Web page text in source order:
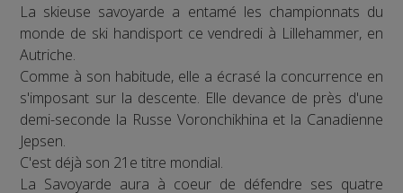
La skieuse savoyarde a entamé les championnats du
monde de ski handisport ce vendredi à Lillehammer, en
Autriche.
Comme à son habitude, elle a écrasé la concurrence en
s'imposant sur la descente. Elle devance de près d'une
demi-seconde la Russe Voronchikhina et la Canadienne
Jepsen.
C'est déjà son 21e titre mondial.
La Savoyarde aura à coeur de défendre ses quatre